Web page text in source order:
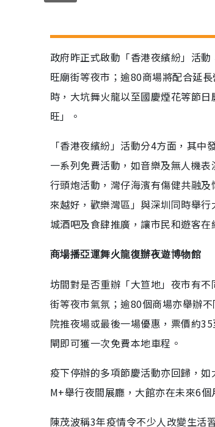
政府昨正式啟動「香港夜繽紛」活
旺廟街等夜市；逾80商場將配合延
時，大坑舞火龍以至國慶煙花等節
旺」。
「香港夜繽紛」活動分4方面，其
一系列免費活動，如音樂及無人機
行頭炮活動，灣仔海濱有傷健共融
來越好，歡樂灣區」與深圳同時舉
城酒吧及食肆推廣，讓市民和遊客
商場播亞運舞火龍復辦夜遊博物館
坊間對是否重辦「大笪地」夜市有
街等夜市氣氛；逾80個商場亦舉辦
院推夜場或最後一場優惠，票價約
閘即可獲一次免費本地車程。
疫下停辦的多項節慶活動亦回歸，
M+舉行夜間展廳，大館亦在未來6
陳茂波稱3年疫情令不少人改變生活